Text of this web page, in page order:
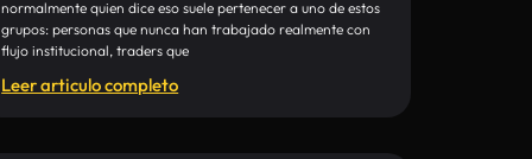
normalmente quien dice eso suele pertenecer a uno de estos
grupos: personas que nunca han trabajado realmente con
flujo institucional, traders que
Leer articulo completo